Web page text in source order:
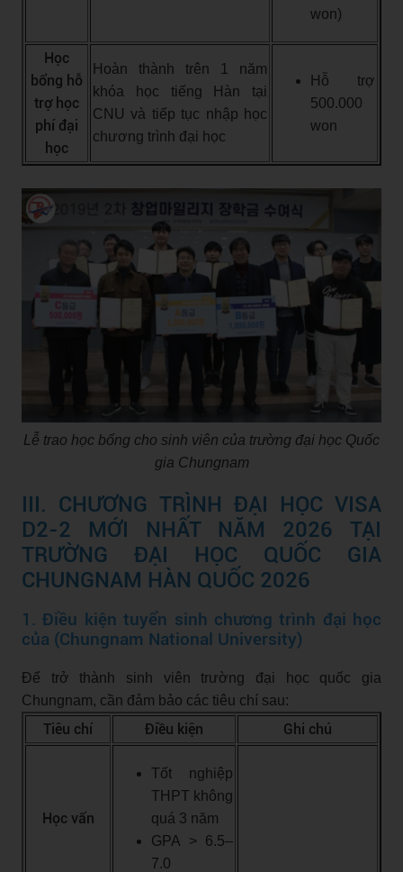
won)
Học
bổng hỗ
trợ học
phí đại
học
Hoàn thành trên 1 năm
khóa học tiếng Hàn tại
CNU và tiếp tục nhập học
chương trình đại học
Hỗ trợ
500.000
won
Lễ trao học bổng cho sinh viên của trường đại học Quốc
gia Chungnam
III. CHƯƠNG TRÌNH ĐẠI HỌC VISA
D2-2 MỚI NHẤT NĂM 2026 TẠI
TRƯỜNG ĐẠI HỌC QUỐC GIA
CHUNGNAM HÀN QUỐC 2026
1. Điều kiện tuyển sinh chương trình đại học
của (Chungnam National University)
Để trở thành sinh viên trường đại học quốc gia
Chungnam, cần đảm bảo các tiêu chí sau:
Tiêu chí Điều kiện Ghi chú
Học vấn
Tốt nghiệp
THPT không
quá 3 năm
GPA > 6.5–
7.0